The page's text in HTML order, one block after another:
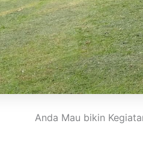
Anda Mau bikin